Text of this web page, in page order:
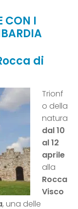
CON I
di
Trionf
o della
natura
dal 10
al 12
aprile
alla
Rocca
Visco
, una delle